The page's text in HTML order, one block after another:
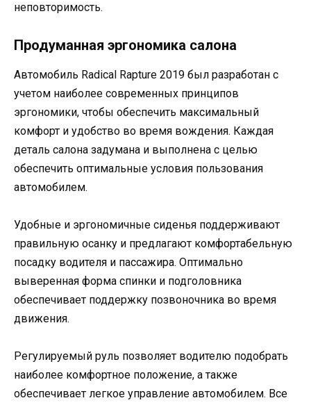
неповторимость.
Продуманная эргономика салона
Автомобиль Radical Rapture 2019 был разработан с
учетом наиболее современных принципов
эргономики, чтобы обеспечить максимальный
комфорт и удобство во время вождения. Каждая
деталь салона задумана и выполнена с целью
обеспечить оптимальные условия пользования
автомобилем.
Удобные и эргономичные сиденья поддерживают
правильную осанку и предлагают комфортабельную
посадку водителя и пассажира. Оптимально
выверенная форма спинки и подголовника
обеспечивает поддержку позвоночника во время
движения.
Регулируемый руль позволяет водителю подобрать
наиболее комфортное положение, а также
обеспечивает легкое управление автомобилем. Все